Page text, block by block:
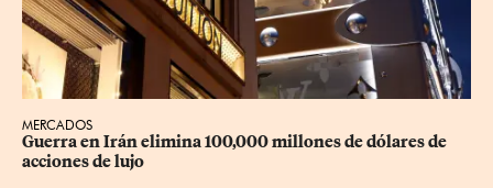
MERCADOS
Guerra en Irán elimina 100,000 millones de dólares de
acciones de lujo